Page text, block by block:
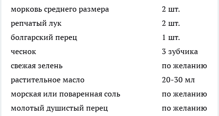
морковь среднего размера
2 шт.
репчатый лук
2 шт.
болгарский перец
1 шт.
чеснок
3 зубчика
свежая зелень
по желанию
растительное масло
20-30 мл
морская или поваренная соль
по желанию
молотый душистый перец
по желанию